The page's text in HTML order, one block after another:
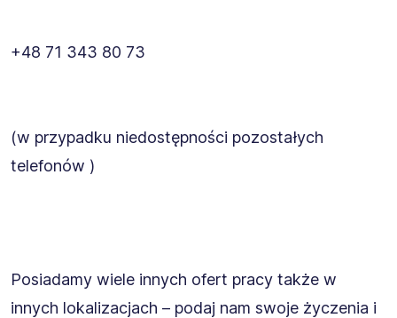
+48 71 343 80 73
(w przypadku niedostępności pozostałych
telefonów )
Posiadamy wiele innych ofert pracy także w
innych lokalizacjach – podaj nam swoje życzenia i